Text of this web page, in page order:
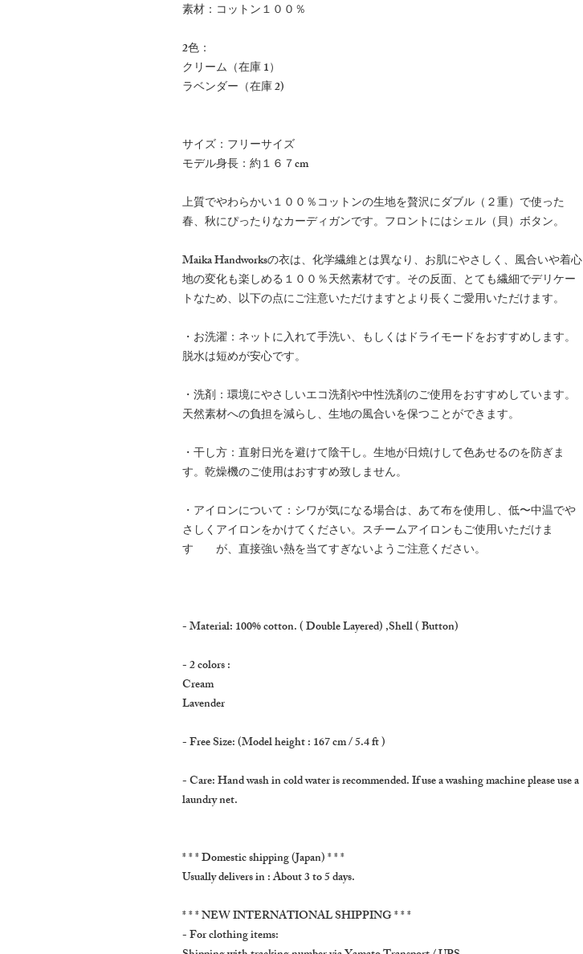
素材：コットン１００％
2色：
クリーム（在庫 1）
ラベンダー（在庫 2)
サイズ：フリーサイズ
モデル身長：約１６７cm
上質でやわらかい１００％コットンの生地を贅沢にダブル（２重）で使った
春、秋にぴったりなカーディガンです。フロントにはシェル（貝）ボタン。
Maika Handworksの衣は、化学繊維とは異なり、お肌にやさしく、風合いや着心
地の変化も楽しめる１００％天然素材です。その反面、とても繊細でデリケー
トなため、以下の点にご注意いただけますとより長くご愛用いただけます。
・お洗濯：ネットに入れて手洗い、もしくはドライモードをおすすめします。
脱水は短めが安心です。
・洗剤：環境にやさしいエコ洗剤や中性洗剤のご使用をおすすめしています。
天然素材への負担を減らし、生地の風合いを保つことができます。
・干し方：直射日光を避けて陰干し。生地が日焼けして色あせるのを防ぎま
す。乾燥機のご使用はおすすめ致しません。
・アイロンについて：シワが気になる場合は、あて布を使用し、低〜中温でや
さしくアイロンをかけてください。スチームアイロンもご使用いただけま
す が、直接強い熱を当てすぎないようご注意ください。
- Material: 100% cotton. ( Double Layered) ,Shell ( Button)
- 2 colors :
Cream
Lavender
- Free Size: (Model height : 167 cm / 5.4 ft )
- Care: Hand wash in cold water is recommended. If use a washing machine please use a
laundry net.
* * * Domestic shipping (Japan) * * *
Usually delivers in : About 3 to 5 days.
* * * NEW INTERNATIONAL SHIPPING * * *
- For clothing items: